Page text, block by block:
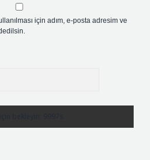
için adım, e-posta adresim ve